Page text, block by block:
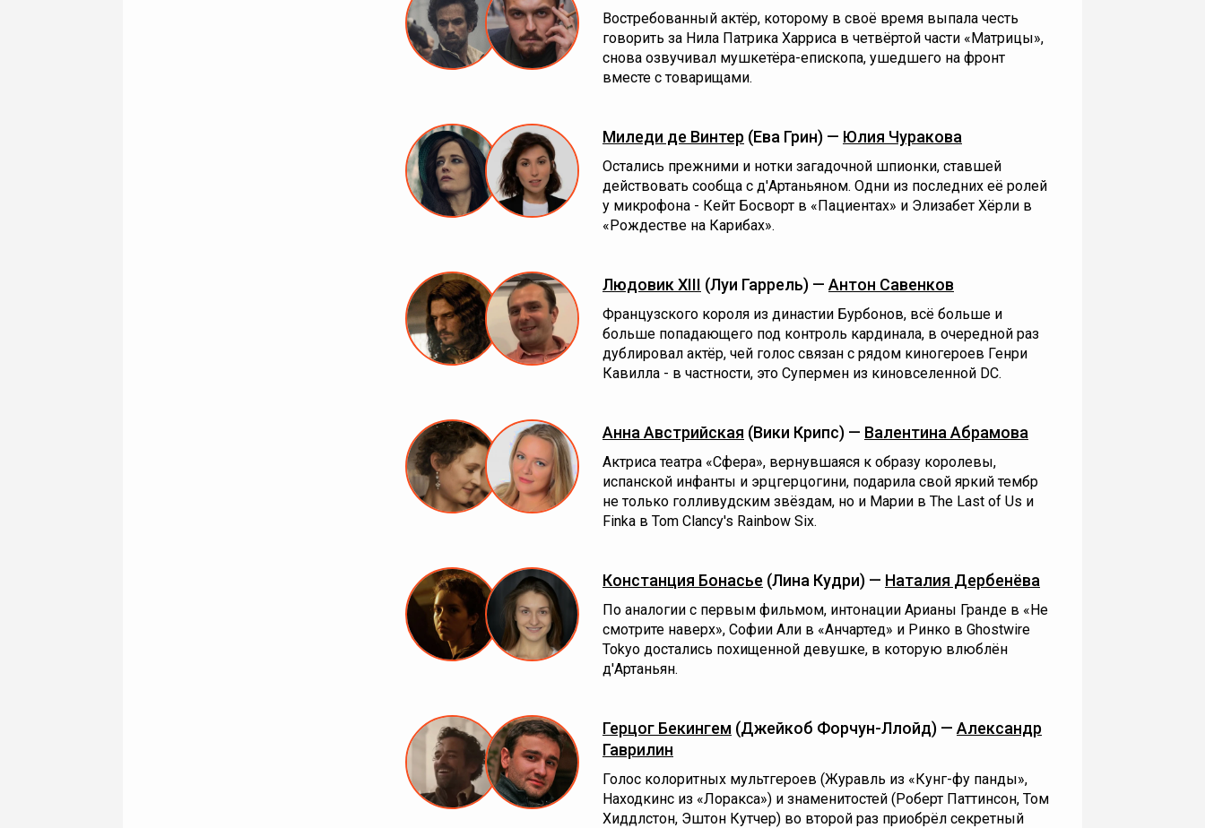
Востребованный актёр, которому в своё время выпала честь
говорить за Нила Патрика Харриса в четвёртой части «Матрицы»,
снова озвучивал мушкетёра-епископа, ушедшего на фронт
вместе с товарищами.
Миледи де Винтер (Ева Грин) — Юлия Чуракова
Остались прежними и нотки загадочной шпионки, ставшей
действовать сообща с д'Артаньяном. Одни из последних её ролей
у микрофона - Кейт Босворт в «Пациентах» и Элизабет Хёрли в
«Рождестве на Карибах».
Людовик XIII (Луи Гаррель) — Антон Савенков
Французского короля из династии Бурбонов, всё больше и
больше попадающего под контроль кардинала, в очередной раз
дублировал актёр, чей голос связан с рядом киногероев Генри
Кавилла - в частности, это Супермен из киновселенной DC.
Анна Австрийская (Вики Крипс) — Валентина Абрамова
Актриса театра «Сфера», вернувшаяся к образу королевы,
испанской инфанты и эрцгерцогини, подарила свой яркий тембр
не только голливудским звёздам, но и Марии в The Last of Us и
Finka в Tom Clancy's Rainbow Six.
Констанция Бонасье (Лина Кудри) — Наталия Дербенёва
По аналогии с первым фильмом, интонации Арианы Гранде в «Не
смотрите наверх», Софии Али в «Анчартед» и Ринко в Ghostwire
Tokyo достались похищенной девушке, в которую влюблён
д'Артаньян.
Герцог Бекингем (Джейкоб Форчун-Ллойд) — Александр
Гаврилин
Голос колоритных мультгероев (Журавль из «Кунг-фу панды»,
Находкинс из «Лоракса») и знаменитостей (Роберт Паттинсон, Том
Хиддлстон, Эштон Кутчер) во второй раз приобрёл секретный